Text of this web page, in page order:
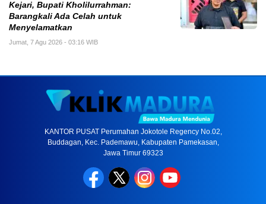
Kejari, Bupati Kholilurrahman:
Barangkali Ada Celah untuk
Menyelamatkan
Jumat, 7 Agu 2026 - 03:16 WIB
KANTOR PUSAT Perumahan Jokotole Regency No.02,
Buddagan, Kec. Pademawu, Kabupaten Pamekasan,
Jawa Timur 69323